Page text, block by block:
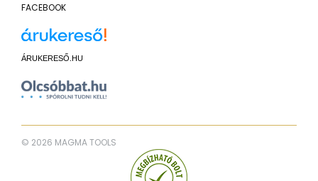
FACEBOOK
ÁRUKERESŐ.HU
© 2026 MAGMA TOOLS